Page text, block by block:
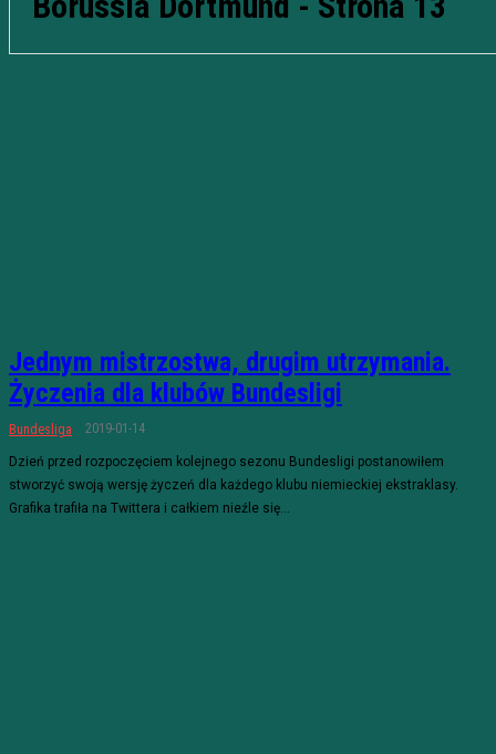
Jednym mistrzostwa, drugim utrzymania.
Życzenia dla klubów Bundesligi
Bundesliga 2019-01-14
Dzień przed rozpoczęciem kolejnego sezonu Bundesligi postanowiłem
stworzyć swoją wersję życzeń dla każdego klubu niemieckiej ekstraklasy.
Grafika trafiła na Twittera i całkiem nieźle się...